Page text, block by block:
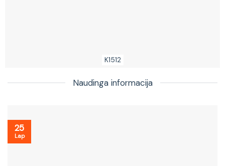
K1512
Naudinga informacija
25
Lap